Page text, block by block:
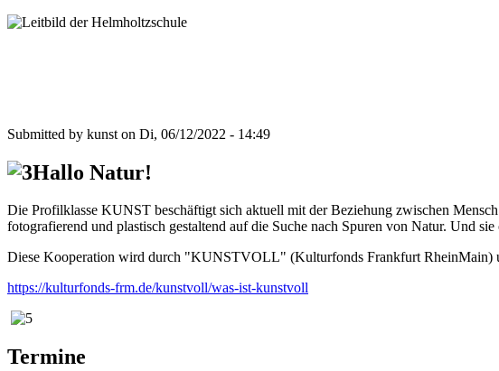
Submitted by kunst on Di, 06/12/2022 - 14:49
Hallo Natur!
Die Profilklasse KUNST beschäftigt sich aktuell mit der Beziehung zwischen
fotografierend und plastisch gestaltend auf die Suche nach Spuren von Natur. Und
Diese Kooperation wird durch "KUNSTVOLL" (Kulturfonds Frankfurt RheinMain)
https://kulturfonds-frm.de/kunstvoll/was-ist-kunstvoll
Termine